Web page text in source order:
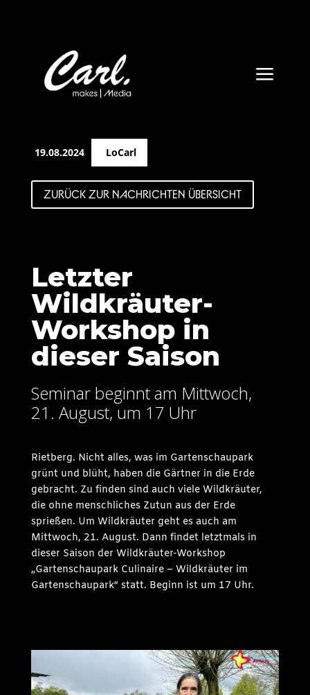
a
19.08.2024 LoCarl
ZURÜCK ZUR NACHRICHTEN ÜBERSICHT
Letzter
Wildkräuter-
Workshop in
dieser Saison
Seminar beginnt am Mittwoch,
21. August, um 17 Uhr
Rietberg. Nicht alles, was im Gartenschaupark
grünt und blüht, haben die Gärtner in die Erde
gebracht. Zu finden sind auch viele Wildkräuter,
die ohne menschliches Zutun aus der Erde
sprießen. Um Wildkräuter geht es auch am
Mittwoch, 21. August. Dann findet letztmals in
dieser Saison der Wildkräuter-Workshop
„Gartenschaupark Culinaire – Wildkräuter im
Gartenschaupark“ statt. Beginn ist um 17 Uhr.